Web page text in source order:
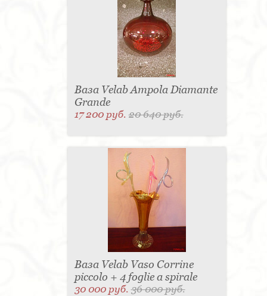
Ваза Velab Ampola Diamante
Grande
17 200 руб.20 640 руб.
Ваза Velab Vaso Corrine
piccolo + 4 foglie a spirale
30 000 руб.36 000 руб.